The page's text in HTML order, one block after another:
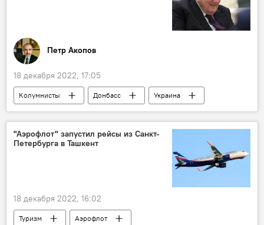
Петр Акопов
18 декабря 2022, 17:05
Колумнисты Донбасс
Украина
Запад
"Аэрофлот" запустил рейсы из Санкт-
Петербурга в Ташкент
18 декабря 2022, 16:02
Туризм
Аэрофлот